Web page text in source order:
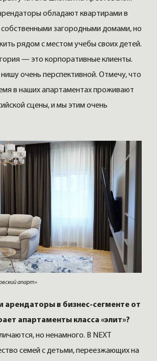
обладают квартирами в
собственными загородными домами, но
рядом с местом учебы своих детей.
— это корпоративные клиенты.
очень перспективной. Отмечу, что
в наших апартаментах проживают
сцены, и мы этим очень
апарт»
арендаторы в бизнес-сегменте от
апартаменты класса «элит»?
но ненамного. В NEXT
семей с детьми, переезжающих на